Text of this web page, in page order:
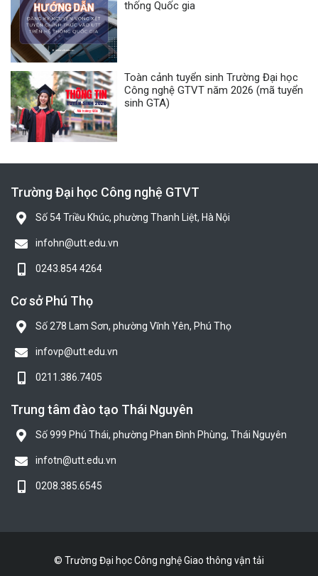
thống Quốc gia
Toàn cảnh tuyển sinh Trường Đại học
Công nghệ GTVT năm 2026 (mã tuyển
sinh GTA)
Trường Đại học Công nghệ GTVT
Số 54 Triều Khúc, phường Thanh Liệt, Hà Nội
infohn@utt.edu.vn
0243.854 4264
Cơ sở Phú Thọ
Số 278 Lam Sơn, phường Vĩnh Yên, Phú Thọ
infovp@utt.edu.vn
0211.386.7405
Trung tâm đào tạo Thái Nguyên
Số 999 Phú Thái, phường Phan Đình Phùng, Thái Nguyên
infotn@utt.edu.vn
0208.385.6545
© Trường Đại học Công nghệ Giao thông vận tải